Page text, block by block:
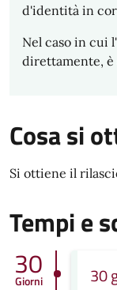
d'identità in
Nel caso in cui
direttamente, è
Cosa si
Si ottiene il
Tempi e
30
Giorni 30